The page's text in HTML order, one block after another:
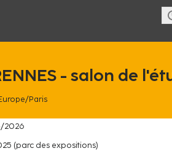
- salon de
Paris
2026
(parc des expositions)